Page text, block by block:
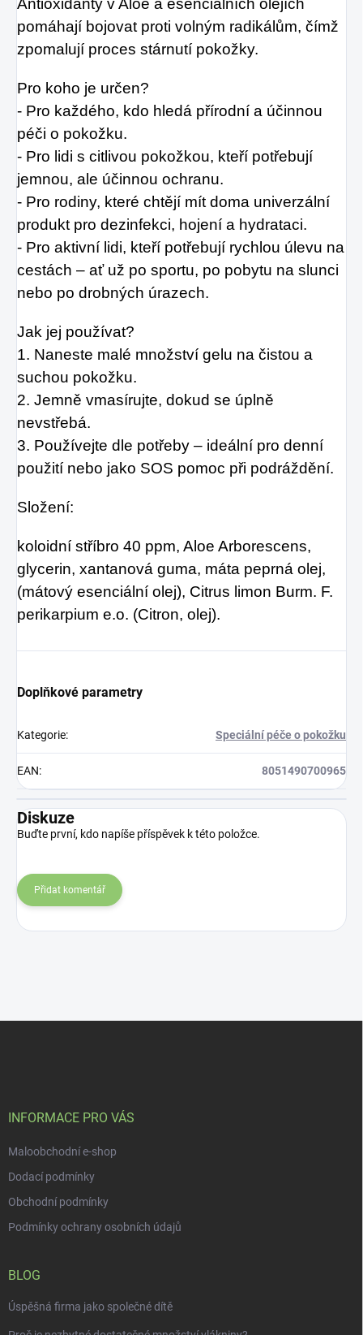
Antioxidanty v Aloe a esenciálních olejích
pomáhají bojovat proti volným radikálům, čímž
zpomalují proces stárnutí pokožky.
Pro koho je určen?
- Pro každého, kdo hledá přírodní a účinnou
péči o pokožku.
- Pro lidi s citlivou pokožkou, kteří potřebují
jemnou, ale účinnou ochranu.
- Pro rodiny, které chtějí mít doma univerzální
produkt pro dezinfekci, hojení a hydrataci.
- Pro aktivní lidi, kteří potřebují rychlou úlevu na
cestách – ať už po sportu, po pobytu na slunci
nebo po drobných úrazech.
Jak jej používat?
1. Naneste malé množství gelu na čistou a
suchou pokožku.
2. Jemně vmasírujte, dokud se úplně
nevstřebá.
3. Používejte dle potřeby – ideální pro denní
použití nebo jako SOS pomoc při podráždění.
Složení:
koloidní stříbro 40 ppm, Aloe Arborescens,
glycerin, xantanová guma, máta peprná olej,
(mátový esenciální olej), Citrus limon Burm. F.
perikarpium e.o. (Citron, olej).
Doplňkové parametry
Kategorie: Speciální péče o pokožku
EAN: 8051490700965
Diskuze
Buďte první, kdo napíše příspěvek k této položce.
Přidat komentář
INFORMACE PRO VÁS
Maloobchodní e-shop
Dodací podmínky
Obchodní podmínky
Podmínky ochrany osobních údajů
BLOG
Úspěšná firma jako společné dítě